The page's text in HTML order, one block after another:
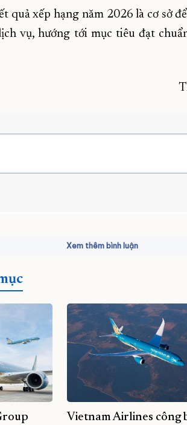
quả xếp hạng năm 2026 là cơ sở
vụ, hướng tới mục tiêu đạt
Xem thêm bình luận
Vietnam Airlines công